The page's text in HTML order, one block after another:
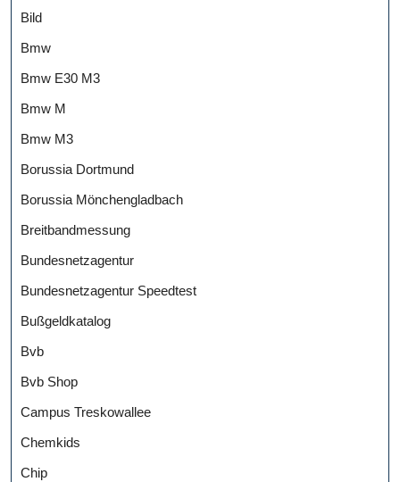
Bild
Bmw
Bmw E30 M3
Bmw M
Bmw M3
Borussia Dortmund
Borussia Mönchengladbach
Breitbandmessung
Bundesnetzagentur
Bundesnetzagentur Speedtest
Bußgeldkatalog
Bvb
Bvb Shop
Campus Treskowallee
Chemkids
Chip